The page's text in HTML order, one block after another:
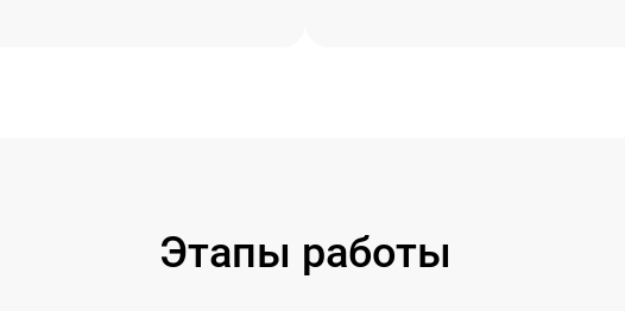
Этапы работы